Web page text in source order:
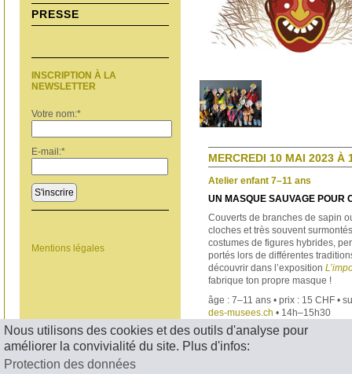
Nous utilisons des cookies et des outils d'analyse pour
améliorer la convivialité du site. Plus d'infos:
Protection des données
PRESSE
INSCRIPTION À LA
NEWSLETTER
Votre nom:*
E-mail:*
S'inscrire
Mentions légales
MERCREDI 10 MAI 2023 À
Atelier enfant 7–11 ans
UN MASQUE SAUVAGE POUR
Couverts de branches de sapin
cloches et très souvent
costumes de figures hybrides,
portés lors de différentes
découvrir dans l’exposition
fabrique ton propre masque !
âge : 7–11 ans • prix : 15 CHF •
des-musees.ch • 14h–15h30
< RETOUR